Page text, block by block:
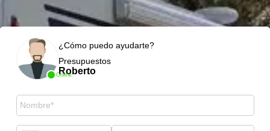
Online
¿Cómo puedo ayudarte?
Presupuestos
Roberto